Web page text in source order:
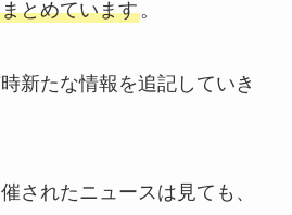
とめています。
新たな情報を追記していき
されたニュースは見ても、